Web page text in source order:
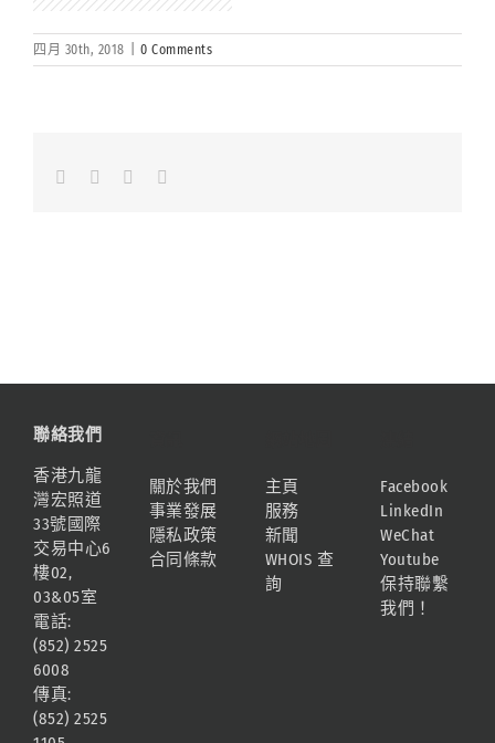
四月 30th, 2018 0 Comments
FacebookLinkedInWhatsapp
聯絡我們
香港九龍
灣宏照道
33號國際
交易中心6
樓02,
03&05室
電話:
(852) 2525
6008
傳真:
(852) 2525
關於我們
事業發展
隱私政策
合同條款
主頁
服務
新聞
WHOIS 查
詢
Facebook
LinkedIn
WeChat
Youtube
保持聯繫
我們！